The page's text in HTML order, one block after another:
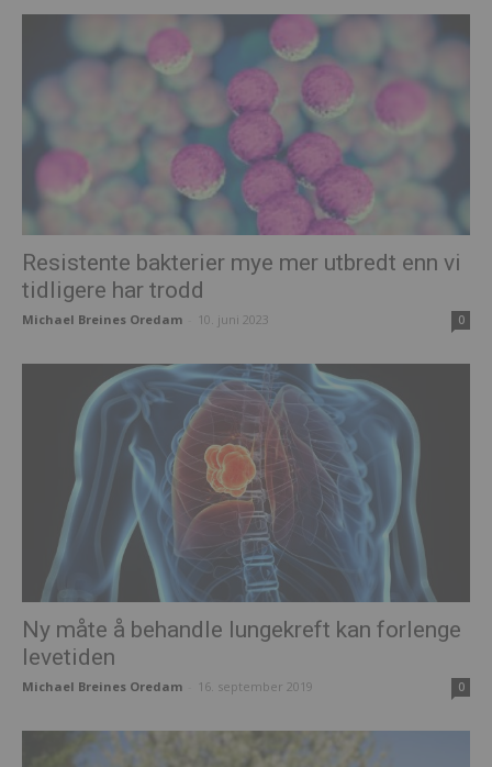
Resistente bakterier mye mer utbredt enn vi
tidligere har trodd
Michael Breines Oredam 10. juni 2023 0
Ny måte å behandle lungekreft kan forlenge
levetiden
Michael Breines Oredam 16. september 2019 0